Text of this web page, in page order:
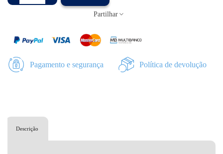
Partilhar
Pagamento e segurança Política de devolução
Descrição